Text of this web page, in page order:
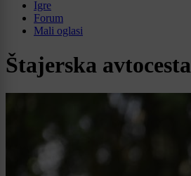
Igre
Forum
Mali oglasi
Štajerska avtocesta